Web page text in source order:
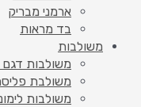
ארמני מבריק
בד מראות
משולבות
משולבות
משולבת
משולבות